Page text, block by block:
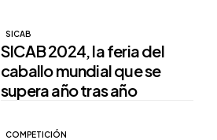
SICAB
SICAB 2024, la feria del
caballo mundial que se
supera año tras año
COMPETICIÓN